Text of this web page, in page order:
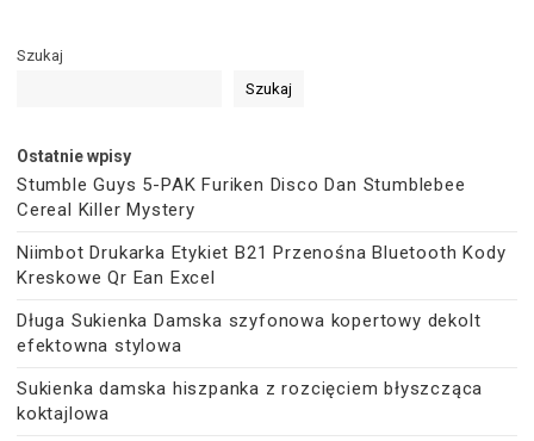
Szukaj
Szukaj
Ostatnie wpisy
Stumble Guys 5-PAK Furiken Disco Dan Stumblebee
Cereal Killer Mystery
Niimbot Drukarka Etykiet B21 Przenośna Bluetooth Kody
Kreskowe Qr Ean Excel
Długa Sukienka Damska szyfonowa kopertowy dekolt
efektowna stylowa
Sukienka damska hiszpanka z rozcięciem błyszcząca
koktajlowa